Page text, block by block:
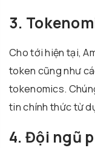
3.
Cho tới hiện tại,
token cũng như
tokenomics.
tin chính thức từ
4. Đội ngũ